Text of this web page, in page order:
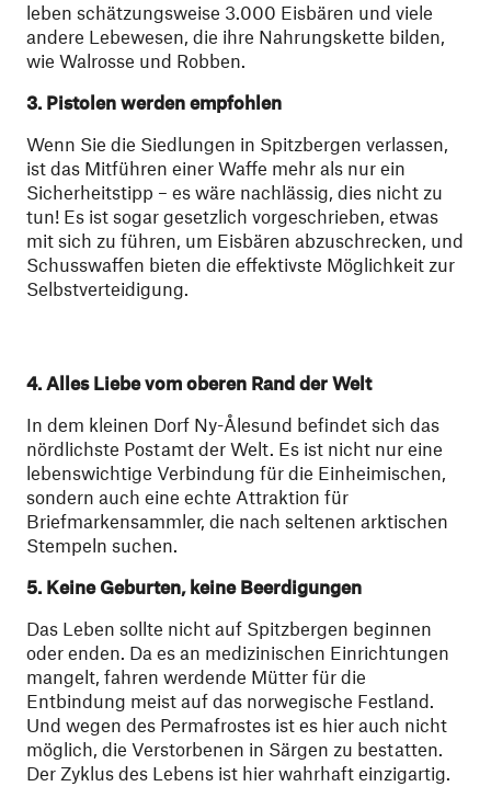
leben schätzungsweise 3.000 Eisbären und viele
andere Lebewesen, die ihre Nahrungskette bilden,
wie Walrosse und Robben.
3. Pistolen werden empfohlen
Wenn Sie die Siedlungen in Spitzbergen verlassen,
ist das Mitführen einer Waffe mehr als nur ein
Sicherheitstipp – es wäre nachlässig, dies nicht zu
tun! Es ist sogar gesetzlich vorgeschrieben, etwas
mit sich zu führen, um Eisbären abzuschrecken, und
Schusswaffen bieten die effektivste Möglichkeit zur
Selbstverteidigung.
4. Alles Liebe vom oberen Rand der Welt
In dem kleinen Dorf Ny-Ålesund befindet sich das
nördlichste Postamt der Welt. Es ist nicht nur eine
lebenswichtige Verbindung für die Einheimischen,
sondern auch eine echte Attraktion für
Briefmarkensammler, die nach seltenen arktischen
Stempeln suchen.
5. Keine Geburten, keine Beerdigungen
Das Leben sollte nicht auf Spitzbergen beginnen
oder enden. Da es an medizinischen Einrichtungen
mangelt, fahren werdende Mütter für die
Entbindung meist auf das norwegische Festland.
Und wegen des Permafrostes ist es hier auch nicht
möglich, die Verstorbenen in Särgen zu bestatten.
Der Zyklus des Lebens ist hier wahrhaft einzigartig.